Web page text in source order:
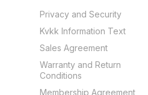
Privacy and Security
Kvkk Information Text
Sales Agreement
Warranty and Return
Conditions
Membership Agreement